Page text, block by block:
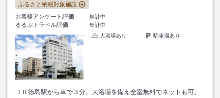
ふるさと納税対象施設
お客様アンケート評価
集計中
るるぶトラベル評価
集計中
大浴場あり
駐車場あり
ＪＲ徳島駅から車で３分。大浴場を備え全室無料でネットも可。